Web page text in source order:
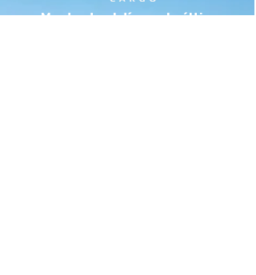
Mantente al día con lo último